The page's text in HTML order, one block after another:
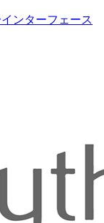
ンターフェース